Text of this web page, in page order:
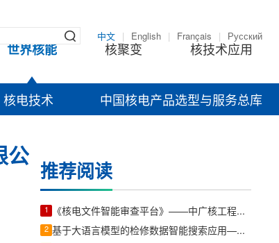
中文 English Français Русский
世界核能 核聚变 核技术应用
核电技术 中国核电产品选型与服务总库
公
推荐阅读
1 《核电文件智能审查平台》——中广核工程有限公司智算工程师张大山
2 基于大语言模型的检修数据智能搜索应用——中广核智能科技(深圳)有限责任公司软件开发助理工程师廖锦颖